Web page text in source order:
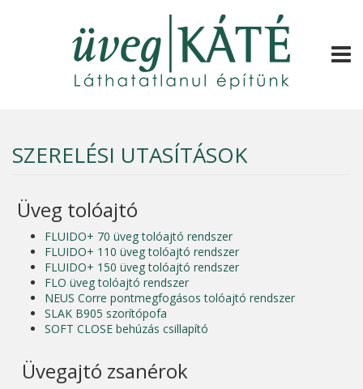
SZERELÉSI UTASÍTÁSOK
Üveg tolóajtó
FLUIDO+ 70 üveg tolóajtó rendszer
FLUIDO+ 110 üveg tolóajtó rendszer
FLUIDO+ 150 üveg tolóajtó rendszer
FLO üveg tolóajtó rendszer
NEUS Corre pontmegfogásos tolóajtó rendszer
SLAK B905 szorítópofa
SOFT CLOSE behúzás csillapító
Üvegajtó zsanérok